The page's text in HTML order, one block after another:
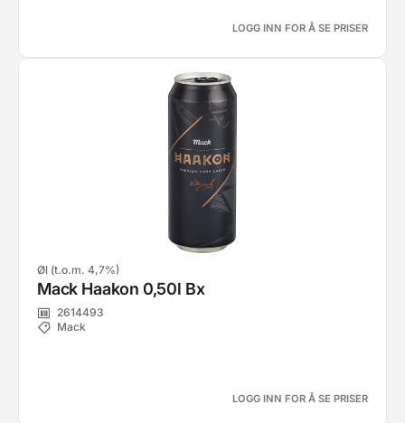
LOGG INN FOR Å SE PRISER
Øl (t.o.m. 4,7%)
Mack Haakon 0,50l Bx
2614493
Mack
LOGG INN FOR Å SE PRISER